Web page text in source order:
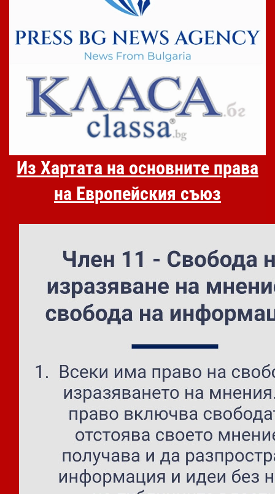
Из Хартата на основните права
на Европейския съюз